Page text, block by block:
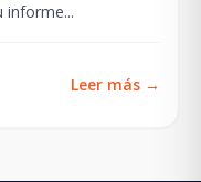
informe...
Leer más →